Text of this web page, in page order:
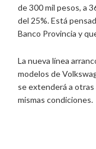
de 300 mil pesos, a
del 25%. Está
Banco Provincia y
La nueva línea
modelos de
se extenderá a
mismas condiciones.